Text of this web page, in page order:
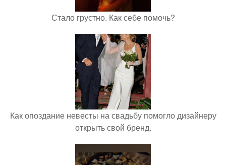
Стало грустно. Как себе помочь?
Как опоздание невесты на свадьбу помогло дизайнеру
открыть свой бренд.